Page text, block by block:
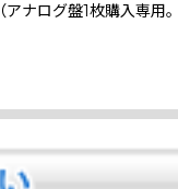
（アナログ盤1枚購入専